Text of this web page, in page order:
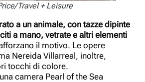
Travel + Leisure
a un animale, con tazze dipinte
a mano, vetrate e altri elementi
il motivo. Le opere
Nereida Villarreal, inoltre,
tocchi di colore.
camera Pearl of the Sea